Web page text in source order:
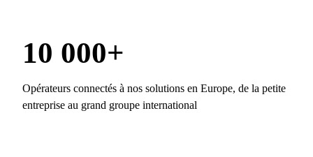
10 000+
Opérateurs connectés à nos solutions en Europe, de la petite
entreprise au grand groupe international